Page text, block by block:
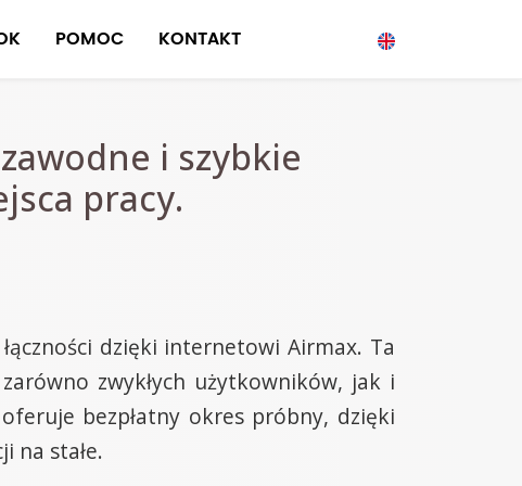
POMOC KONTAKT
i szybkie
pracy.
dzięki internetowi Airmax. Ta
zwykłych użytkowników, jak i
bezpłatny okres próbny, dzięki
na stałe.